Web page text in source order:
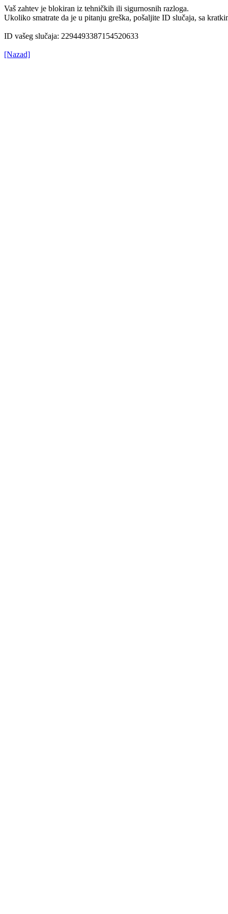
Vaš zahtev je blokiran iz tehničkih ili sigurnosnih razloga.
Ukoliko smatrate da je u pitanju greška, pošaljite ID slučaja, sa
ID vašeg slučaja: 2294493387154520633
[Nazad]